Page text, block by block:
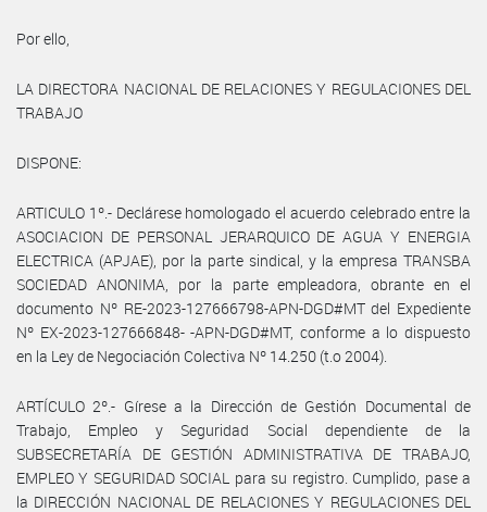
Por ello,
LA DIRECTORA NACIONAL DE RELACIONES Y REGULACIONES DEL
TRABAJO
DISPONE:
ARTICULO 1º.- Declárese homologado el acuerdo celebrado entre la
ASOCIACION DE PERSONAL JERARQUICO DE AGUA Y ENERGIA
ELECTRICA (APJAE), por la parte sindical, y la empresa TRANSBA
SOCIEDAD ANONIMA, por la parte empleadora, obrante en el
documento Nº RE-2023-127666798-APN-DGD#MT del Expediente
Nº EX-2023-127666848- -APN-DGD#MT, conforme a lo dispuesto
en la Ley de Negociación Colectiva Nº 14.250 (t.o 2004).
ARTÍCULO 2º.- Gírese a la Dirección de Gestión Documental de
Trabajo, Empleo y Seguridad Social dependiente de la
SUBSECRETARÍA DE GESTIÓN ADMINISTRATIVA DE TRABAJO,
EMPLEO Y SEGURIDAD SOCIAL para su registro. Cumplido, pase a
la DIRECCIÓN NACIONAL DE RELACIONES Y REGULACIONES DEL